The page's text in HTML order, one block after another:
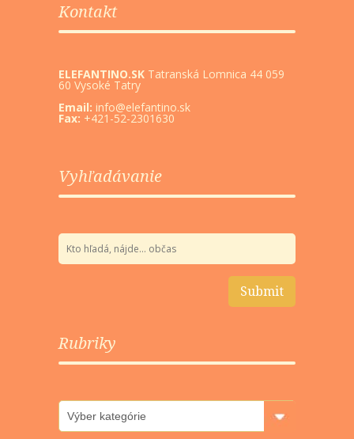
Kontakt
ELEFANTINO.SK Tatranská Lomnica 44 059
60 Vysoké Tatry
Email: info@elefantino.sk
Fax: +421-52-2301630
Vyhľadávanie
Rubriky
Rubriky